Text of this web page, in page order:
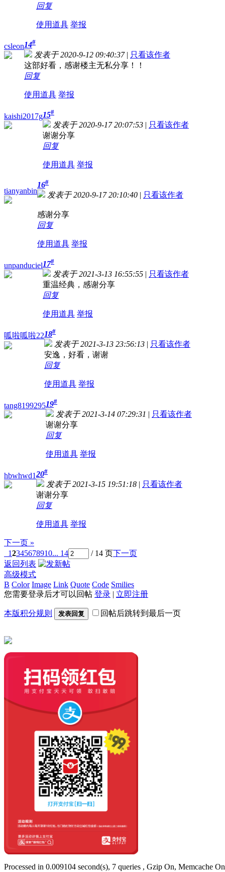
回复
使用道具 举报
csleon14#
发表于 2020-9-12 09:40:37 | 只看该作者
这部好看，感谢楼主无私分享！！
回复
使用道具 举报
kaishi2017g15#
发表于 2020-9-17 20:07:53 | 只看该作者
谢谢分享
回复
使用道具 举报
tianyanbin
16#
发表于 2020-9-17 20:10:40 | 只看该作者
感谢分享
回复
使用道具 举报
unpanduciel17#
发表于 2021-3-13 16:55:55 | 只看该作者
重温经典，感谢分享
回复
使用道具 举报
呱啦呱啦2218#
发表于 2021-3-13 23:56:13 | 只看该作者
安逸，好看，谢谢
回复
使用道具 举报
tang819929519#
发表于 2021-3-14 07:29:31 | 只看该作者
谢谢分享
回复
使用道具 举报
hbwhwd120#
发表于 2021-3-15 19:51:18 | 只看该作者
谢谢分享
回复
使用道具 举报
下一页 »
12345678910... 14 / 14 页下一页
返回列表
高级模式
B Color Image Link Quote Code Smilies
您需要登录后才可以回帖 登录 | 立即注册
本版积分规则 发表回复 回帖后跳转到最后一页
Processed in 0.009104 second(s), 7 queries , Gzip On, Memcache